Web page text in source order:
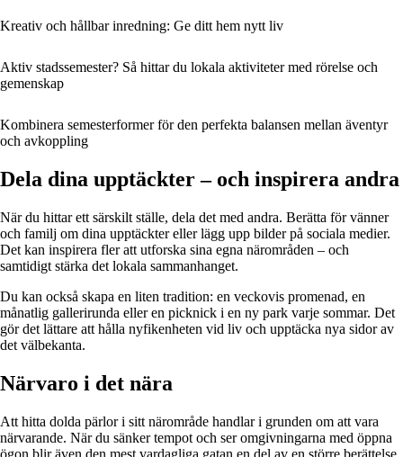
Kreativ och hållbar inredning: Ge ditt hem nytt liv
Aktiv stadssemester? Så hittar du lokala aktiviteter med rörelse och
gemenskap
Kombinera semesterformer för den perfekta balansen mellan äventyr
och avkoppling
Dela dina upptäckter – och inspirera andra
När du hittar ett särskilt ställe, dela det med andra. Berätta för vänner
och familj om dina upptäckter eller lägg upp bilder på sociala medier.
Det kan inspirera fler att utforska sina egna närområden – och
samtidigt stärka det lokala sammanhanget.
Du kan också skapa en liten tradition: en veckovis promenad, en
månatlig gallerirunda eller en picknick i en ny park varje sommar. Det
gör det lättare att hålla nyfikenheten vid liv och upptäcka nya sidor av
det välbekanta.
Närvaro i det nära
Att hitta dolda pärlor i sitt närområde handlar i grunden om att vara
närvarande. När du sänker tempot och ser omgivningarna med öppna
ögon blir även den mest vardagliga gatan en del av en större berättelse.